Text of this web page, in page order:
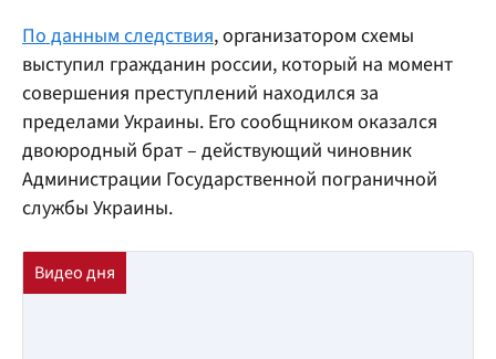
По данным следствия, организатором схемы
выступил гражданин россии, который на момент
совершения преступлений находился за
пределами Украины. Его сообщником оказался
двоюродный брат – действующий чиновник
Администрации Государственной пограничной
службы Украины.